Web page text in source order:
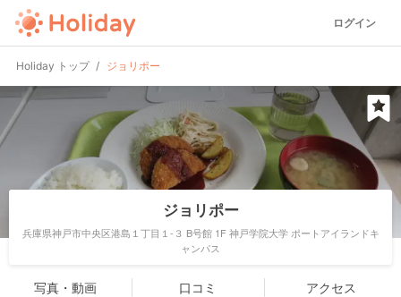
ログイン
Holiday トップ ジョリポー
ジョリポー
兵庫県神戸市中央区港島１丁目１-３ B号館 1F 神戸学院大学 ポートアイランドキ
ャンパス
写真・動画 口コミ アクセス